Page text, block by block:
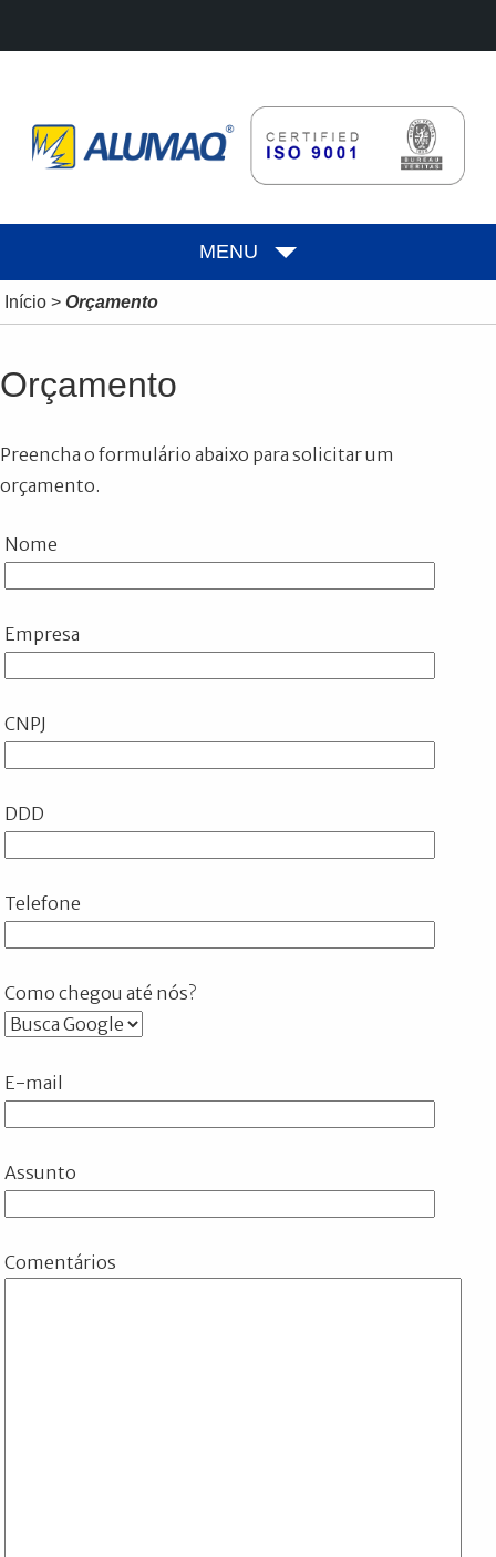
MENU
Início> Orçamento
Orçamento
Preencha o formulário abaixo para solicitar um
orçamento.
Nome
Empresa
CNPJ
DDD
Telefone
Como chegou até nós?
E-mail
Assunto
Comentários